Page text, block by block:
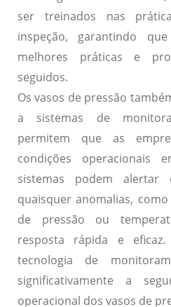
ser treinados nas
inspeção, garantindo
melhores práticas e
seguidos.
Os vasos de pressão
a sistemas de
permitem que as
condições operacionais
sistemas podem alertar
quaisquer anomalias,
de pressão ou
resposta rápida e
tecnologia de
significativamente a
operacional dos vasos de